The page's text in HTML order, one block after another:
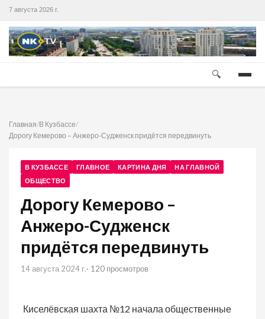
7 августа 2026 г.
🔍
Главная/В Кузбассе/
Дорогу Кемерово – Анжеро-Судженск придётся передвинуть
В КУЗБАССЕ ГЛАВНОЕ КАРТИНА ДНЯ
НА ГЛАВНОЙ
ОБЩЕСТВО
Дорогу Кемерово –
Анжеро-Судженск
придётся передвинуть
14 августа 2024 г.· 120 просмотров
Киселёвская шахта №12 начала общественные